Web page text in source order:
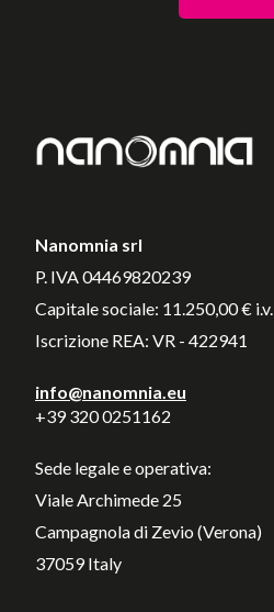
Nanomnia srl
P. IVA 04469820239
Capitale sociale: 11.250,00 € i.v.
Iscrizione REA: VR - 422941
info@nanomnia.eu
+39 320 0251162
Sede legale e operativa:
Viale Archimede 25
Campagnola di Zevio (Verona)
37059 Italy